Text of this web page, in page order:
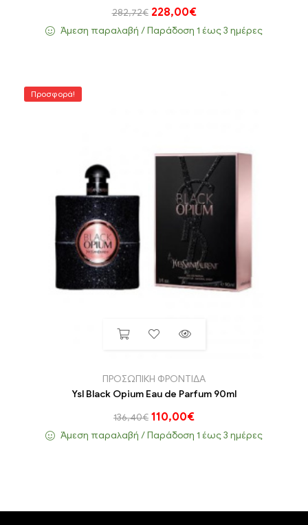
282,72€ 228,00€
Άμεση παραλαβή / Παράδoση 1 έως 3 ημέρες
Προσφορά!
ΠΡΟΣΩΠΙΚΗ ΦΡΟΝΤΙΔΑ
Ysl Black Opium Eau de Parfum 90ml
136,40€ 110,00€
Άμεση παραλαβή / Παράδoση 1 έως 3 ημέρες